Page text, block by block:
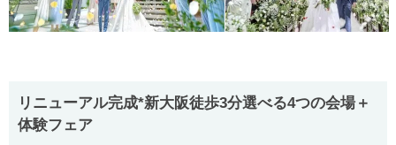
リニューアル完成*新大阪徒歩3分選べる4つの会場＋
体験フェア